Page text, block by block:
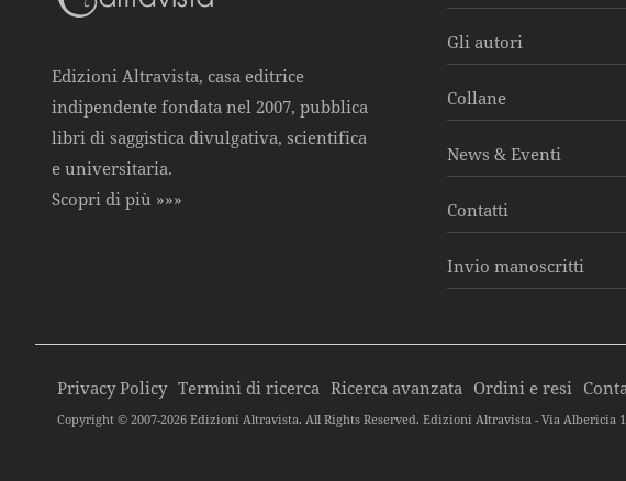
Edizioni Altravista, casa editrice
indipendente fondata nel 2007, pubblica
libri di saggistica divulgativa, scientifica
e universitaria.
Scopri di più »»»
Gli autori
Collane
News & Eventi
Contatti
Invio manoscritti
Privacy Policy Termini di ricerca Ricerca avanzata Ordini e resi
Copyright © 2007-2026 Edizioni Altravista. All Rights Reserved. Edizioni Altravista - Via Albericia